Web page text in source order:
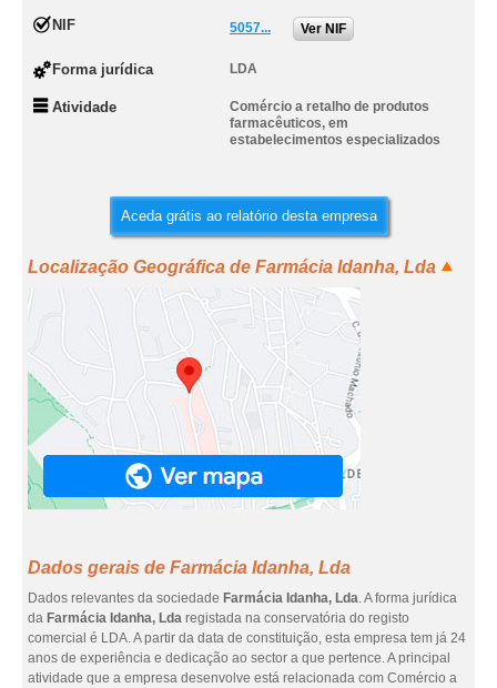
NIF 5057... Ver NIF
Forma jurídica LDA
Atividade
Comércio a retalho de produtos
farmacêuticos, em
estabelecimentos especializados
Aceda grátis ao relatório desta empresa
Localização Geográfica de Farmácia Idanha, Lda
Dados gerais de Farmácia Idanha, Lda
Dados relevantes da sociedade Farmácia Idanha, Lda. A forma jurídica
da Farmácia Idanha, Lda registada na conservatória do registo
comercial é LDA. A partir da data de constituição, esta empresa tem já 24
anos de experiência e dedicação ao sector a que pertence. A principal
atividade que a empresa desenvolve está relacionada com Comércio a